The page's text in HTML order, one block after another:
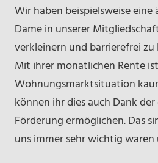
Wir haben beispielsweise
Dame in unserer
verkleinern und barrierefrei
Mit ihrer monatlichen Rente
Wohnungsmarktsituation
können ihr dies auch Dank
Förderung ermöglichen. Das
uns immer sehr wichtig waren